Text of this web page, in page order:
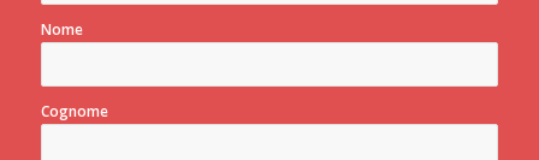
Nome
Cognome